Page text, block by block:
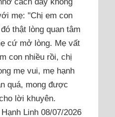
mẹ: "Chị em con
thật lòng quan tâm
cứ mở lòng. Mẹ vất
con nhiều rồi, chị
mẹ vui, mẹ hạnh
quá, mong được
lời khuyên.
Hạnh Linh 08/07/2026